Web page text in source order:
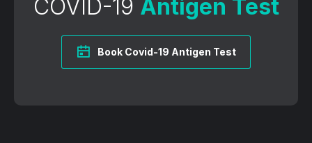
COVID-19 Antigen Test
Book Covid-19 Antigen Test